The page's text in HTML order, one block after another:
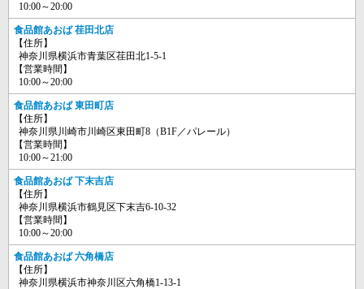
10:00～20:00
食品館あおば 荏田北店
【住所】
神奈川県横浜市青葉区荏田北1-5-1
【営業時間】
10:00～20:00
食品館あおば 東田町店
【住所】
神奈川県川崎市川崎区東田町8（B1F／パレール）
【営業時間】
10:00～21:00
食品館あおば 下末吉店
【住所】
神奈川県横浜市鶴見区下末吉6-10-32
【営業時間】
10:00～20:00
食品館あおば 六角橋店
【住所】
神奈川県横浜市神奈川区六角橋1-13-1